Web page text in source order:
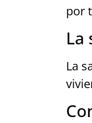
por
La
La